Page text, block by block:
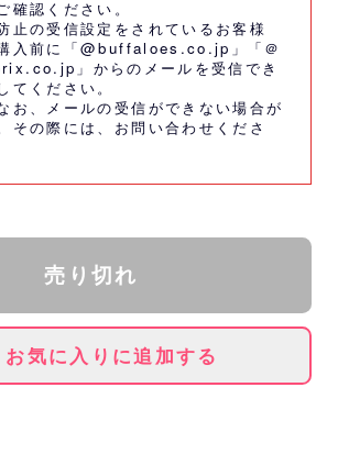
確認ください。
止の受信設定をされているお客様
入前に「@buffaloes.co.jp」「＠
」からのメールを受信でき
てください。
お、メールの受信ができない場合が
その際には、 お問い合わせくださ
売り切れ
お気に入りに追加する